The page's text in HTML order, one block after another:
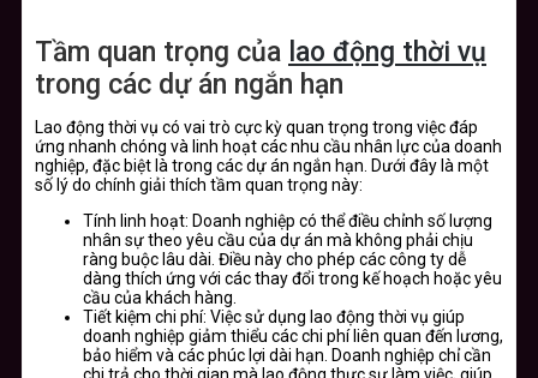
Tầm quan trọng của lao động thời vụ
trong các dự án ngắn hạn
Lao động thời vụ có vai trò cực kỳ quan trọng trong việc đáp
ứng nhanh chóng và linh hoạt các nhu cầu nhân lực của doanh
nghiệp, đặc biệt là trong các dự án ngắn hạn. Dưới đây là một
số lý do chính giải thích tầm quan trọng này:
Tính linh hoạt: Doanh nghiệp có thể điều chỉnh số lượng
nhân sự theo yêu cầu của dự án mà không phải chịu
ràng buộc lâu dài. Điều này cho phép các công ty dễ
dàng thích ứng với các thay đổi trong kế hoạch hoặc yêu
cầu của khách hàng.
Tiết kiệm chi phí: Việc sử dụng lao động thời vụ giúp
doanh nghiệp giảm thiểu các chi phí liên quan đến lương,
bảo hiểm và các phúc lợi dài hạn. Doanh nghiệp chỉ cần